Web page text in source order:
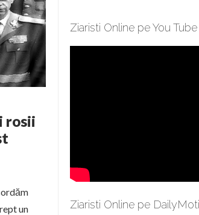
rosii
un
Ziaristi Online pe You Tube
Ziaristi Online pe